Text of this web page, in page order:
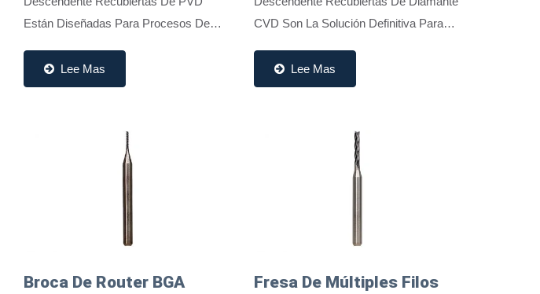
Están Diseñadas Para Procesos De
Tanto Durabilidad Como Precisión. Con
Recubrimientos PVD Nano-Multicapa
Lee Mas
CVD Son La Solución Definitiva Para
Abrasivos Y Aplicaciones Exigentes De
Despanelado. Con Un Recubrimiento...
Lee Mas
Broca De Router BGA Fresa De Múltiples Filos